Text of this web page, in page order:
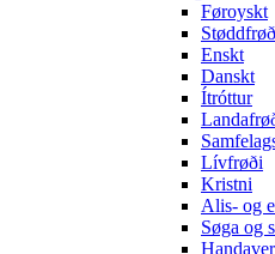
Føroyskt
Enskt
Danskt
Ítróttur
Lívfrøði
Kristni
Alis- og
Søga og